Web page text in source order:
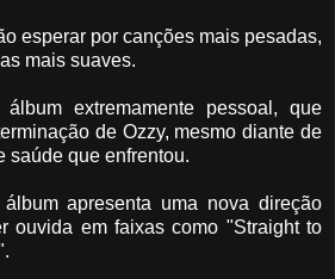
esperar por canções mais pesadas,
mais suaves.
extremamente pessoal, que
de Ozzy, mesmo diante de
saúde que enfrentou.
apresenta uma nova direção
ouvida em faixas como "Straight to